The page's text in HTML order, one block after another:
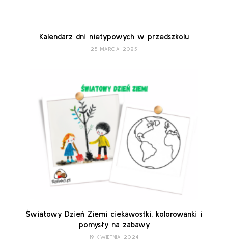
Kalendarz dni nietypowych w przedszkolu
25 MARCA 2025
Światowy Dzień Ziemi ciekawostki, kolorowanki i
pomysły na zabawy
19 KWIETNIA 2024